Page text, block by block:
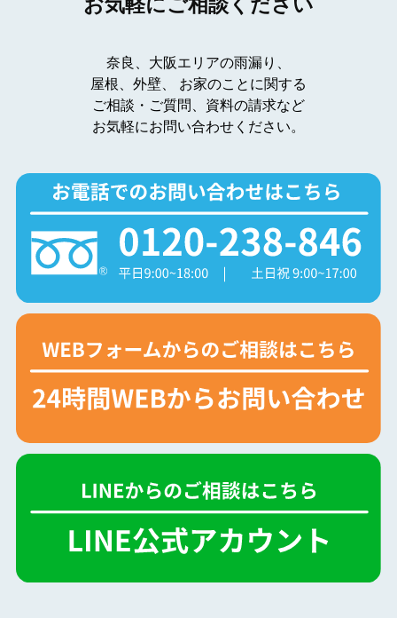
奈良、大阪エリアの雨漏り、
屋根、外壁、
お家のことに関する
ご相談・ご質問、資料の請求など
お気軽にお問い合わせください。